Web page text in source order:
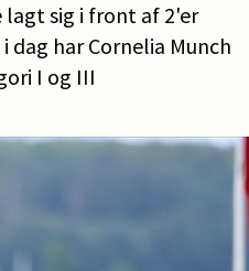
lagt sig i front af 2'er
dag har Cornelia Munch
I og III